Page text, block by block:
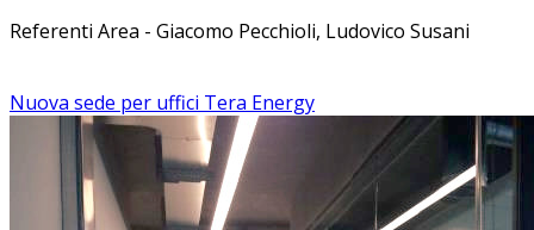
Referenti Area - Giacomo Pecchioli, Ludovico Susani
Nuova sede per uffici Tera Energy